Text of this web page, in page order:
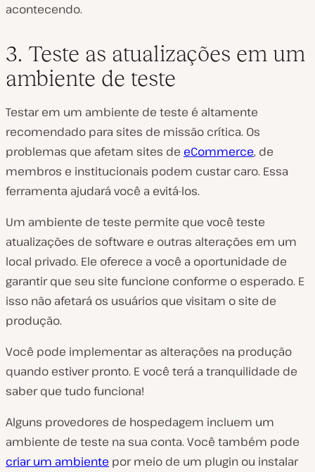
acontecendo.
3. Teste as atualizações em um
ambiente de teste
Testar em um ambiente de teste é altamente
recomendado para sites de missão crítica. Os
problemas que afetam sites de eCommerce, de
membros e institucionais podem custar caro. Essa
ferramenta ajudará você a evitá-los.
Um ambiente de teste permite que você teste
atualizações de software e outras alterações em um
local privado. Ele oferece a você a oportunidade de
garantir que seu site funcione conforme o esperado. E
isso não afetará os usuários que visitam o site de
produção.
Você pode implementar as alterações na produção
quando estiver pronto. E você terá a tranquilidade de
saber que tudo funciona!
Alguns provedores de hospedagem incluem um
ambiente de teste na sua conta. Você também pode
criar um ambiente por meio de um plugin ou instalar